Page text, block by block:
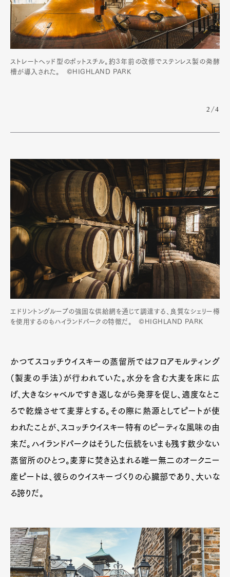
ストレートヘッド型のポットスチル。約3年前の改修でステンレス製の発酵
槽が導入された。 ©HIGHLAND PARK
2/4
エドリントングループの強固な供給網を通じて調達する、良質なシェリー樽
を使用するのもハイランドパークの特徴だ。 ©HIGHLAND PARK
かつてスコッチウイスキーの蒸留所ではフロアモルティング
（製麦の手法）が行われていた。水分を含む大麦を床に広
げ、大きなシャベルですき返しながら発芽を促し、適度なとこ
ろで乾燥させて麦芽とする。その際に熱源としてピートが使
われたことが、スコッチウイスキー特有のピーティな風味の由
来だ。ハイランドパークはそうした伝統をいまも残す数少ない
蒸留所のひとつ。麦芽に焚き込まれる唯一無二のオークニー
産ピートは、彼らのウイスキーづくりの心臓部であり、大いな
る誇りだ。